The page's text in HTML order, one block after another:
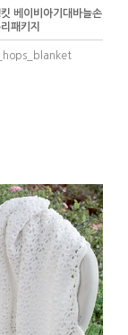
베이비아기대바늘손
패키지